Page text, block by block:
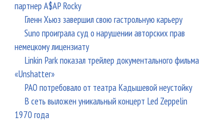
партнер A$AP Rocky
Гленн Хьюз завершил свою гастрольную карьеру
Suno проиграла суд о нарушении авторских прав
немецкому лицензиату
Linkin Park показал трейлер документального фильма
«Unshatter»
РАО потребовало от театра Кадышевой неустойку
В сеть выложен уникальный концерт Led Zeppelin
1970 года